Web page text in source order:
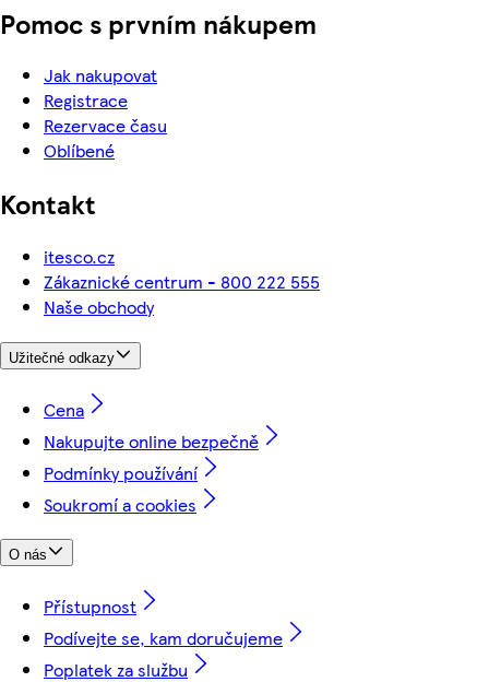
Pomoc s prvním nákupem
Jak nakupovat
Registrace
Rezervace času
Oblíbené
Kontakt
itesco.cz
Zákaznické centrum - 800 222 555
Naše obchody
Užitečné odkazy
Cena
Nakupujte online bezpečně
Podmínky používání
Soukromí a cookies
O nás
Přístupnost
Podívejte se, kam doručujeme
Poplatek za službu